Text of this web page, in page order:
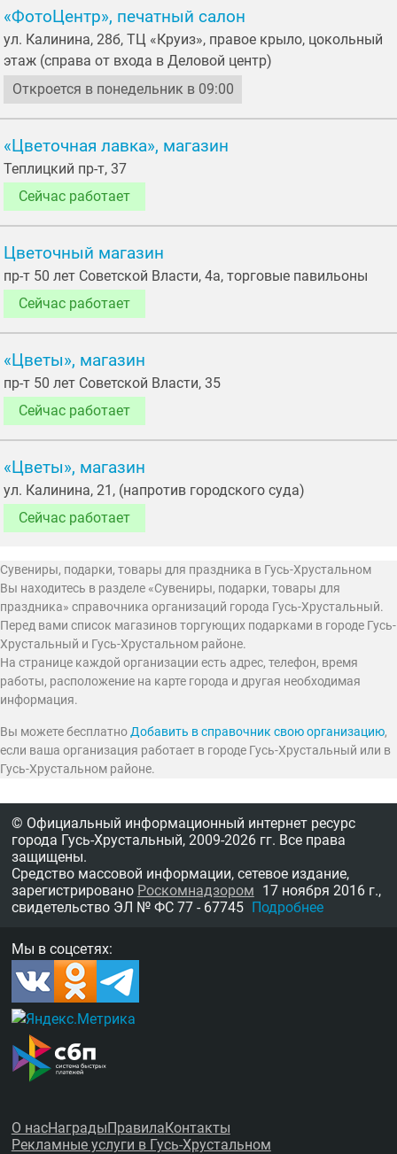
«ФотоЦентр», печатный салон
ул. Калинина, 28б, ТЦ «Круиз», правое крыло, цокольный
этаж (справа от входа в Деловой центр)
Откроется в понедельник в 09:00
«Цветочная лавка», магазин
Теплицкий пр-т, 37
Сейчас работает
Цветочный магазин
пр-т 50 лет Советской Власти, 4а, торговые павильоны
Сейчас работает
«Цветы», магазин
пр-т 50 лет Советской Власти, 35
Сейчас работает
«Цветы», магазин
ул. Калинина, 21, (напротив городского суда)
Сейчас работает
Сувениры, подарки, товары для праздника в Гусь-Хрустальном
Вы находитесь в разделе «Сувениры, подарки, товары для
праздника» справочника организаций города Гусь-Хрустальный.
Перед вами список магазинов торгующих подарками в городе Гусь-
Хрустальный и Гусь-Хрустальном районе.
На странице каждой организации есть адрес, телефон, время
работы, расположение на карте города и другая необходимая
информация.
Вы можете бесплатноДобавить в справочник свою организацию,
если ваша организация работает в городе Гусь-Хрустальный или в
Гусь-Хрустальном районе.
© Официальный информационный интернет ресурс
города Гусь-Хрустальный, 2009-2026 гг. Все права
защищены.
Средство массовой информации, сетевое издание,
зарегистрировано Роскомнадзором 17 ноября 2016 г.,
свидетельство ЭЛ № ФС 77 - 67745 Подробнее
Мы в соцсетях:
О насНаградыПравилаКонтакты
Рекламные услуги в Гусь-Хрустальном